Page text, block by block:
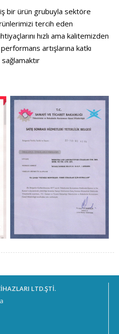
bir ürün grubuyla sektöre
tercih eden
hızlı ama kalitemizden
artışlarına katkı
LTD.ŞTİ.